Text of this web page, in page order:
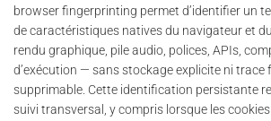
browser fingerprinting permet d’identifier un
de caractéristiques natives du navigateur et
rendu graphique, pile audio, polices, APIs,
d’exécution — sans stockage explicite ni trace
supprimable. Cette identification persistante
suivi transversal, y compris lorsque les